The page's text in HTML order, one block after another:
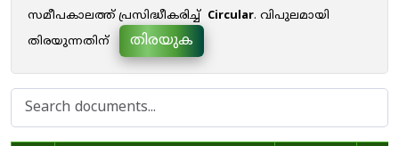
സമീപകാലത്ത് പ്രസിദ്ധീകരിച്ച് Circular. വിപുലമായി
തിരയുന്നതിന്
തിരയുക